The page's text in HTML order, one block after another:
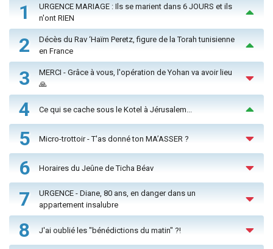
1
URGENCE MARIAGE : Ils se marient dans 6 JOURS et ils
n'ont RIEN
2
Décès du Rav ‘Haïm Peretz, figure de la Torah tunisienne
en France
3
MERCI - Grâce à vous, l'opération de Yohan va avoir lieu
🙏
4 Ce qui se cache sous le Kotel à Jérusalem...
5 Micro-trottoir - T'as donné ton MA’ASSER ?
6 Horaires du Jeûne de Ticha Béav
7
URGENCE - Diane, 80 ans, en danger dans un
appartement insalubre
8 J'ai oublié les "bénédictions du matin" ?!